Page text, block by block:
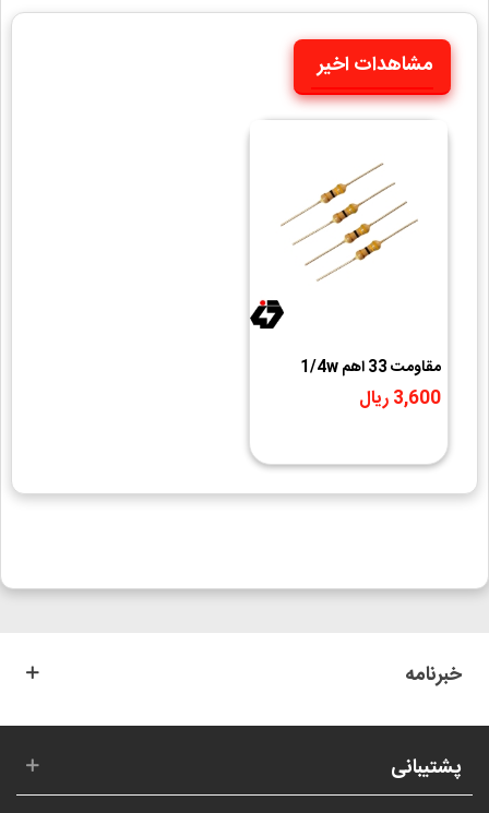
مشاهدات اخیر
مقاومت 33 اهم 1/4w
3,600 ریال
خبرنامه
پشتیبانی